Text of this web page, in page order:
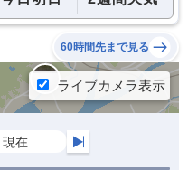
60時間先まで見る